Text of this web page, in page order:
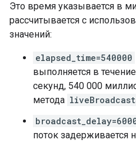
Это время указывается в
рассчитывается с
значений:
elapsed_time=540000
выполняется в
секунд, 540 000
метода
поток задерживается